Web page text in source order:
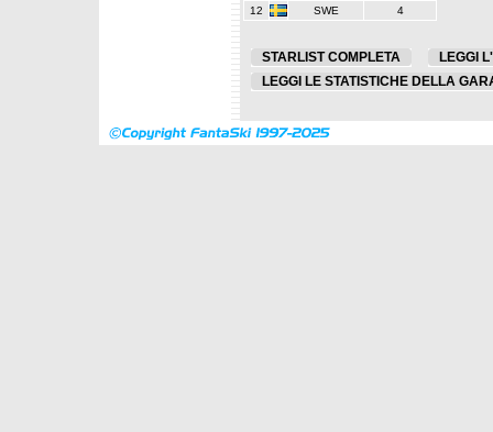
12
SWE 4
STARLIST COMPLETA
LEGGI
LEGGI LE STATISTICHE DELLA